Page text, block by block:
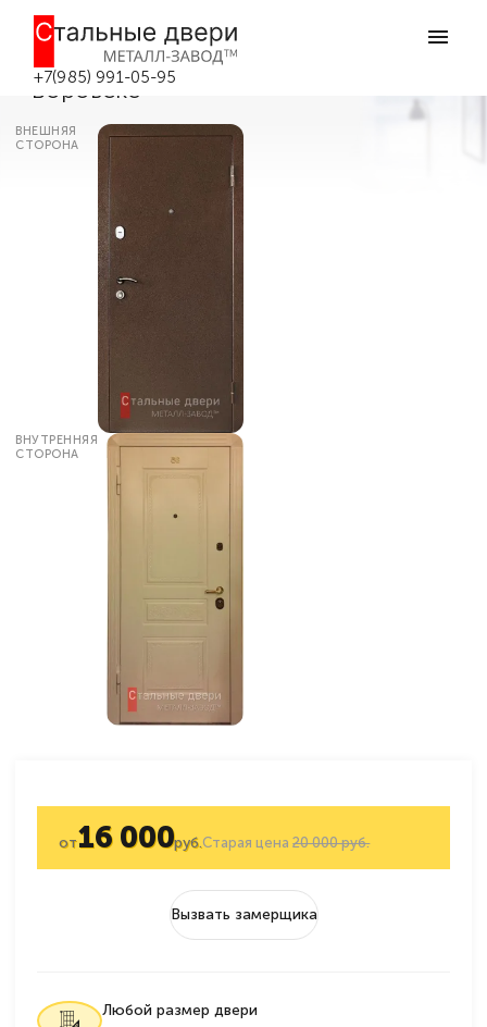
+7(985) 991-05-95
Уличная входная дверь №95 в
Боровске
Главная
Входные двери с порошковым напылением
ВНЕШНЯЯ
СТОРОНА
ВНУТРЕННЯЯ
СТОРОНА
Старая цена20 000 руб.
от16 000руб.
Вызвать замерщика
Любой размер двери